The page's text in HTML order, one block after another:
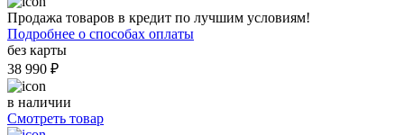
Продажа товаров в кредит по лучшим условиям!
Подробнее о способах оплаты
без карты
38 990 ₽
в наличии
Смотреть товар